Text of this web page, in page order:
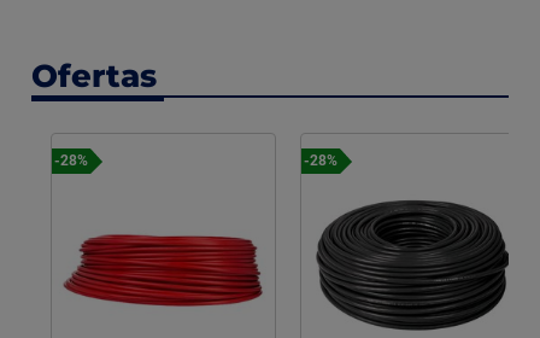
Ofertas
-28% -28%